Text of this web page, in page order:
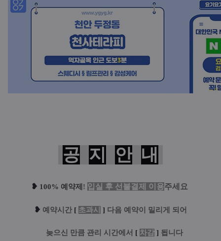
공 지 안 내
❥ 100% 예약제 ! 입실 후 선불결제 이용주세요
❥ 예 약시간 [ 초과시 ] 다음 예약이 밀리게 되어
늦으신 만큼 관리 시간에서 [ 차감 ] 됩니다